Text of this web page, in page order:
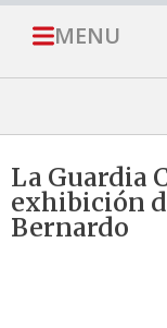
MENU
La Guardia
exhibición
Bernardo